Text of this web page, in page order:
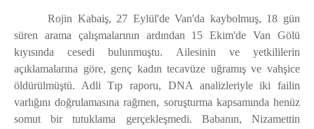
Rojin Kabaiş, 27 Eylül'de Van'da kaybolmuş, 18 gün
süren arama çalışmalarının ardından 15 Ekim'de Van Gölü
kıyısında cesedi bulunmuştu. Ailesinin ve yetkililerin
açıklamalarına göre, genç kadın tecavüze uğramış ve vahşice
öldürülmüştü. Adli Tıp raporu, DNA analizleriyle iki failin
varlığını doğrulamasına rağmen, soruşturma kapsamında henüz
somut bir tutuklama gerçekleşmedi. Babanın, Nizamettin